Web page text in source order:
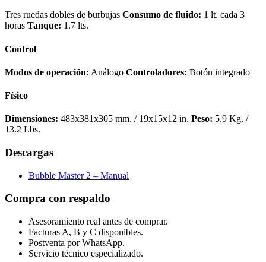
Tres ruedas dobles de burbujas Consumo de fluido: 1 lt. cada 3
horas Tanque: 1.7 lts.
Control
Modos de operación: Análogo Controladores: Botón integrado
Físico
Dimensiones: 483x381x305 mm. / 19x15x12 in. Peso: 5.9 Kg. /
13.2 Lbs.
Descargas
Bubble Master 2 – Manual
Compra con respaldo
Asesoramiento real antes de comprar.
Facturas A, B y C disponibles.
Postventa por WhatsApp.
Servicio técnico especializado.